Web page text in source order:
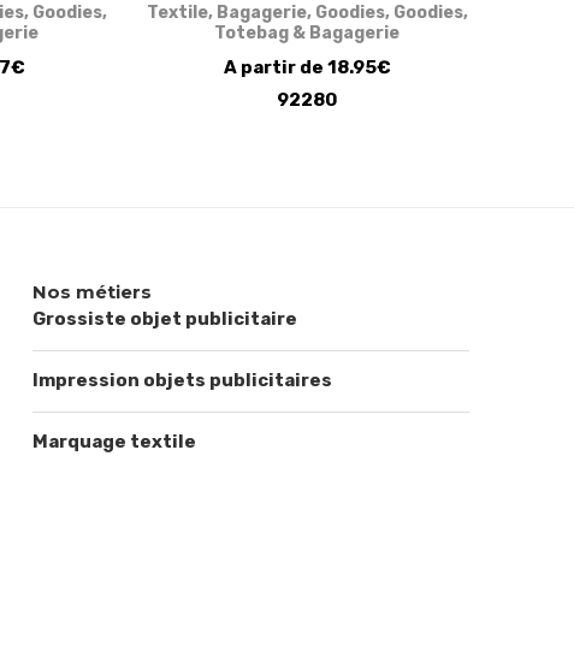
, Goodies,
Textile, Bagagerie, Goodies, Goodies,
Totebag & Bagagerie
A partir de 18.95€
92280
Nos métiers
Grossiste objet publicitaire
Impression objets publicitaires
Marquage textile